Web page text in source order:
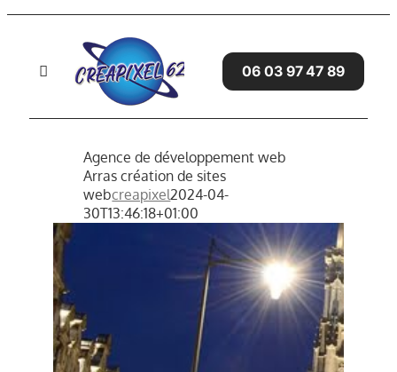
Passer
Toggle
Navigation
SITES WEB
SERVICES
GRAPHISME
AVIS CLIENTS
06 03 97 47 89
Agence de développement web
Arras création de sites
webcreapixel2024-04-
30T13:46:18+01:00